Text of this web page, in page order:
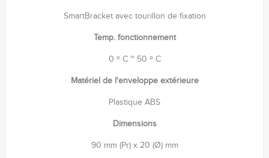
SmartBracket avec tourillon de fixation
Temp. fonctionnement
0 º C ~ 50 º C
Matériel de l'enveloppe extérieure
Plastique ABS
Dimensions
90 mm (Pr) x 20 (Ø) mm